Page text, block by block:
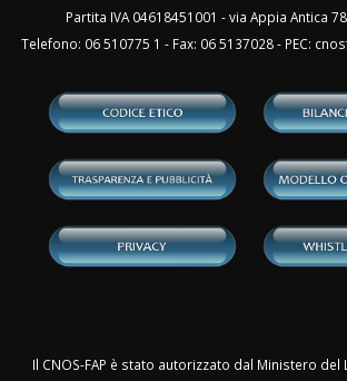
Partita IVA 04618451001 - via Appia Antica
Telefono: 06 510775 1 - Fax: 06 5137028 - PEC:
Il CNOS-FAP è stato autorizzato dal Ministero